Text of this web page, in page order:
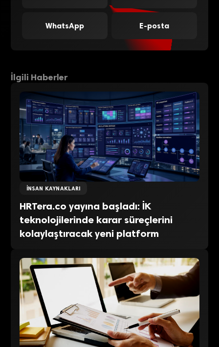
WhatsApp E-posta
İlgili Haberler
İNSAN KAYNAKLARI
HRTera.co yayına başladı: İK
teknolojilerinde karar süreçlerini
kolaylaştıracak yeni platform